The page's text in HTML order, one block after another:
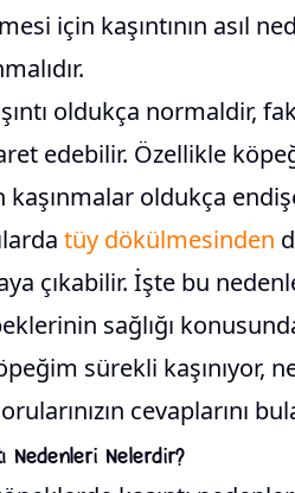
için kaşıntının asıl
oldukça normaldir,
edebilir. Özellikle
kaşınmalar oldukça
tüy dökülmesinden
çıkabilir. İşte bu
sağlığı
sürekli kaşınıyor, ne
cevaplarını
Nedenleri Nelerdir?